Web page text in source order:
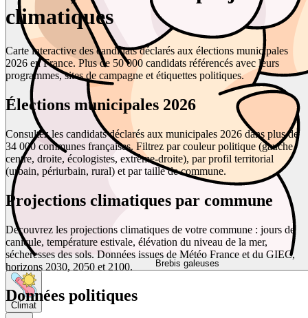
Brebis galeuses
Climat
climatiques
Carte interactive des candidats déclarés aux élections municipales
2026 en France. Plus de 50 000 candidats référencés avec leurs
programmes, sites de campagne et étiquettes politiques.
Élections municipales 2026
Consultez les candidats déclarés aux municipales 2026 dans plus de
34 000 communes françaises. Filtrez par couleur politique (gauche,
centre, droite, écologistes, extrême-droite), par profil territorial
(urbain, périurbain, rural) et par taille de commune.
Projections climatiques par commune
Découvrez les projections climatiques de votre commune : jours de
canicule, température estivale, élévation du niveau de la mer,
sécheresses des sols. Données issues de Météo France et du GIEC,
horizons 2030, 2050 et 2100.
Données politiques